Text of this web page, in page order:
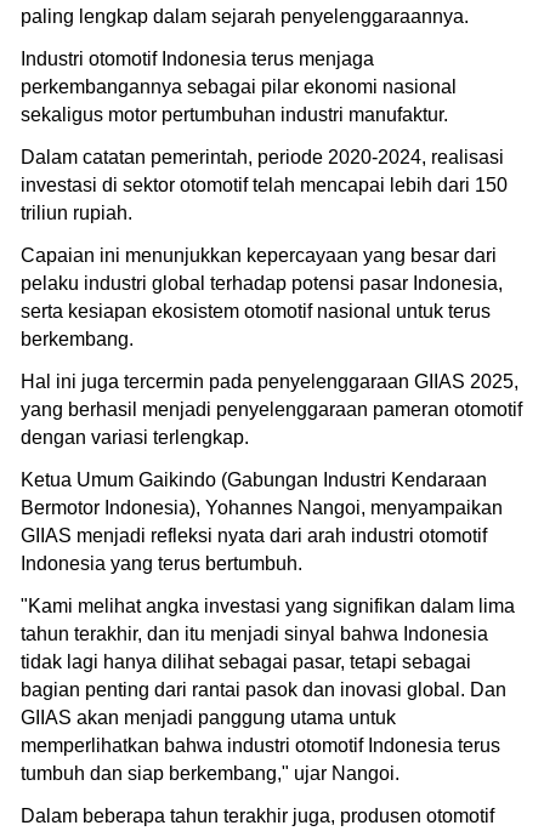
paling lengkap dalam sejarah penyelenggaraannya.
Industri otomotif Indonesia terus menjaga
perkembangannya sebagai pilar ekonomi nasional
sekaligus motor pertumbuhan industri manufaktur.
Dalam catatan pemerintah, periode 2020-2024, realisasi
investasi di sektor otomotif telah mencapai lebih dari 150
triliun rupiah.
Capaian ini menunjukkan kepercayaan yang besar dari
pelaku industri global terhadap potensi pasar Indonesia,
serta kesiapan ekosistem otomotif nasional untuk terus
berkembang.
Hal ini juga tercermin pada penyelenggaraan GIIAS 2025,
yang berhasil menjadi penyelenggaraan pameran otomotif
dengan variasi terlengkap.
Ketua Umum Gaikindo (Gabungan Industri Kendaraan
Bermotor Indonesia), Yohannes Nangoi, menyampaikan
GIIAS menjadi refleksi nyata dari arah industri otomotif
Indonesia yang terus bertumbuh.
"Kami melihat angka investasi yang signifikan dalam lima
tahun terakhir, dan itu menjadi sinyal bahwa Indonesia
tidak lagi hanya dilihat sebagai pasar, tetapi sebagai
bagian penting dari rantai pasok dan inovasi global. Dan
GIIAS akan menjadi panggung utama untuk
memperlihatkan bahwa industri otomotif Indonesia terus
tumbuh dan siap berkembang," ujar Nangoi.
Dalam beberapa tahun terakhir juga, produsen otomotif